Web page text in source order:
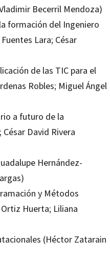
Becerril Mendoza)
formación del Ingeniero
Lara; César
de las TIC para el
Robles; Miguel Ángel
a futuro de la
David Rivera
Hernández-
y Métodos
Huerta; Liliana
(Héctor Zatarain